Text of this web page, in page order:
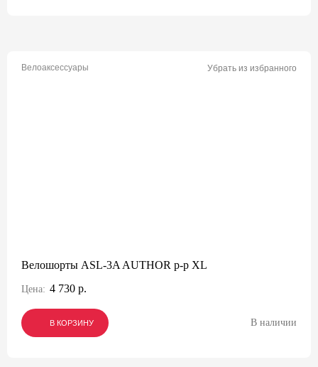
Велоаксессуары Убрать из избранного
Велошорты ASL-3A AUTHOR р-р XL
Цена: 4 730 р.
В КОРЗИНУ
В КОРЗИНУ
В КОРЗИНУ В наличии